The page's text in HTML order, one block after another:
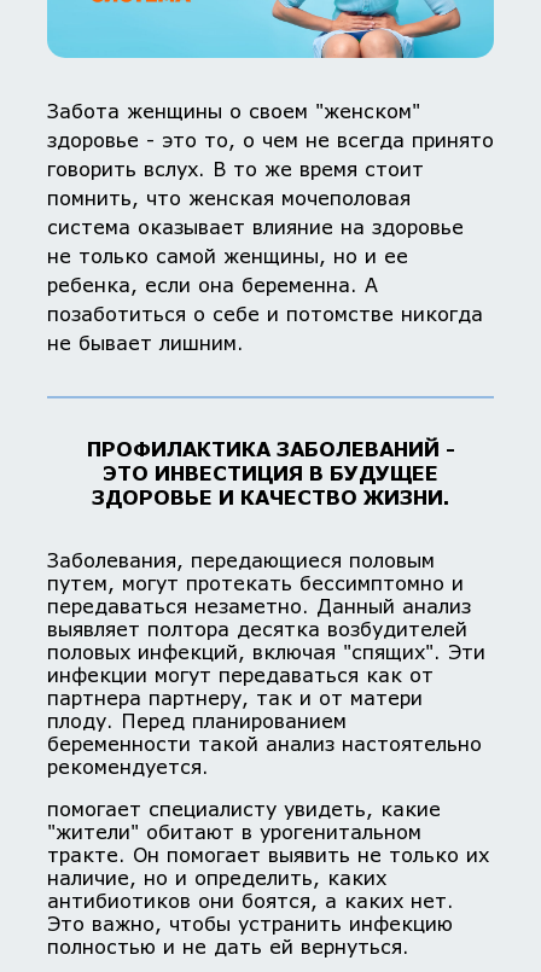
Забота женщины о своем "женском"
здоровье - это то, о чем не всегда принято
говорить вслух. В то же время стоит
помнить, что женская мочеполовая
система оказывает влияние на здоровье
не только самой женщины, но и ее
ребенка, если она беременна. А
позаботиться о себе и потомстве никогда
не бывает лишним.
ПРОФИЛАКТИКА ЗАБОЛЕВАНИЙ -
ЭТО ИНВЕСТИЦИЯ В БУДУЩЕЕ
ЗДОРОВЬЕ И КАЧЕСТВО ЖИЗНИ.
Заболевания, передающиеся половым
путем, могут протекать бессимптомно и
передаваться незаметно. Данный анализ
выявляет полтора десятка возбудителей
половых инфекций, включая "спящих". Эти
инфекции могут передаваться как от
партнера партнеру, так и от матери
плоду. Перед планированием
беременности такой анализ настоятельно
рекомендуется.
помогает специалисту увидеть, какие
"жители" обитают в урогенитальном
тракте. Он помогает выявить не только их
наличие, но и определить, каких
антибиотиков они боятся, а каких нет.
Это важно, чтобы устранить инфекцию
полностью и не дать ей вернуться.